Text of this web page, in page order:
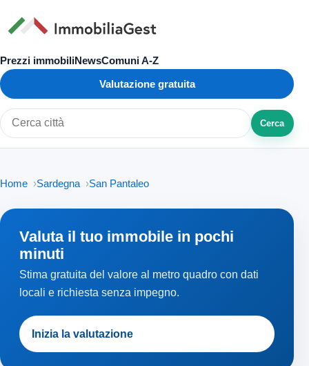
Prezzi immobiliNewsComuni A-Z
Valutazione gratuita
Cerca città o zona
Cerca
Home Sardegna San Pantaleo
Valuta il tuo immobile in pochi
minuti
Stima gratuita del valore al metro quadro con dati
locali e richiesta senza impegno.
Inizia la valutazione